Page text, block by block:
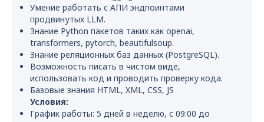
Умение работать с АПИ эндпоинтами
продвинутых LLM.
Знание Python пакетов таких как openai,
transformers, pytorch, beautifulsoup.
Знание реляционных баз данных (PostgreSQL).
Возможность писать в чистом виде,
использовать код и проводить проверку кода.
Базовые знания HTML, XML, CSS, JS
Условия:
График работы: 5 дней в неделю, с 09:00 до